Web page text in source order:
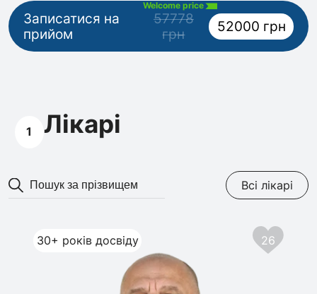
Записатися на
прийом
Welcome price
57778
грн
52000 грн
Лікарі
1
Всі лікарі
30+ років досвіду 26